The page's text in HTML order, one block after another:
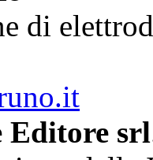
di
Editore srl